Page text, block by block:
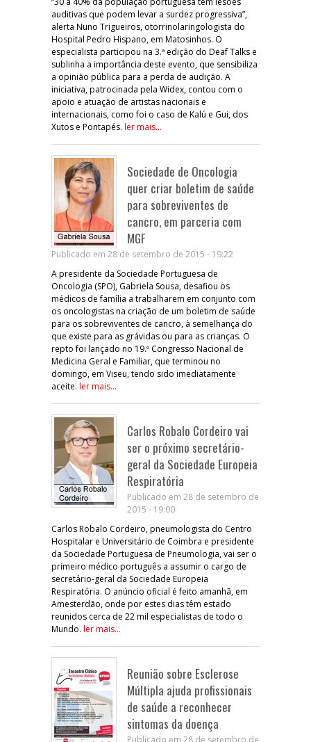
auditivas que podem levar a surdez progressiva”,
alerta Nuno Trigueiros, otorrinolaringologista do
Hospital Pedro Hispano, em Matosinhos. O
especialista participou na 3.ª edição do Deaf Talks e
sublinha a importância deste evento, que sensibiliza
a opinião pública para a perda de audição. A
iniciativa, patrocinada pela Widex, contou com o
apoio e atuação de artistas nacionais e
internacionais, como foi o caso de Kalú e Gui, dos
Xutos e Pontapés. ler mais...
Sociedade de Oncologia
quer criar boletim de saúde
para sobreviventes de
cancro, em parceria com
MGF
Publicado em 28 de setembro de 2015 - 19:22
A presidente da Sociedade Portuguesa de
Oncologia (SPO), Gabriela Sousa, desafiou os
médicos de família a trabalharem em conjunto com
os oncologistas na criação de um boletim de saúde
para os sobreviventes de cancro, à semelhança do
que existe para as grávidas ou para as crianças. O
repto foi lançado no 19.º Congresso Nacional de
Medicina Geral e Familiar, que terminou no
domingo, em Viseu, tendo sido imediatamente
aceite. ler mais...
Carlos Robalo Cordeiro vai
ser o próximo secretário-
geral da Sociedade Europeia
Respiratória
Publicado em 28 de setembro de
2015 - 19:00
Carlos Robalo Cordeiro, pneumologista do Centro
Hospitalar e Universitário de Coimbra e presidente
da Sociedade Portuguesa de Pneumologia, vai ser o
primeiro médico português a assumir o cargo de
secretário-geral da Sociedade Europeia
Respiratória. O anúncio oficial é feito amanhã, em
Amesterdão, onde por estes dias têm estado
reunidos cerca de 22 mil especialistas de todo o
Mundo. ler mais...
Reunião sobre Esclerose
Múltipla ajuda profissionais
de saúde a reconhecer
sintomas da doença
Publicado em 28 de setembro de